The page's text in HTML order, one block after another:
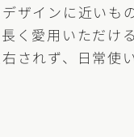
ザインに近いも
く愛用いただけ
されず、日常